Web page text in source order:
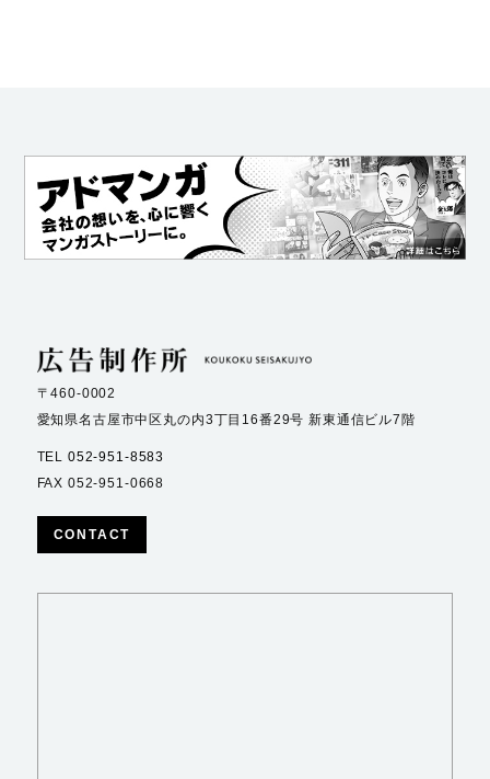
〒460-0002
愛知県名古屋市中区丸の内3丁目16番29号新東通信ビル7階
TEL 052-951-8583
FAX 052-951-0668
CONTACT